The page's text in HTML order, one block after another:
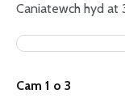
Caniatewch hyd at
Cam 1 o 3